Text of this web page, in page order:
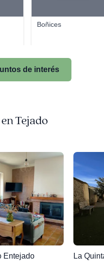
Boñices
de interés
Tejado
Entejado
La